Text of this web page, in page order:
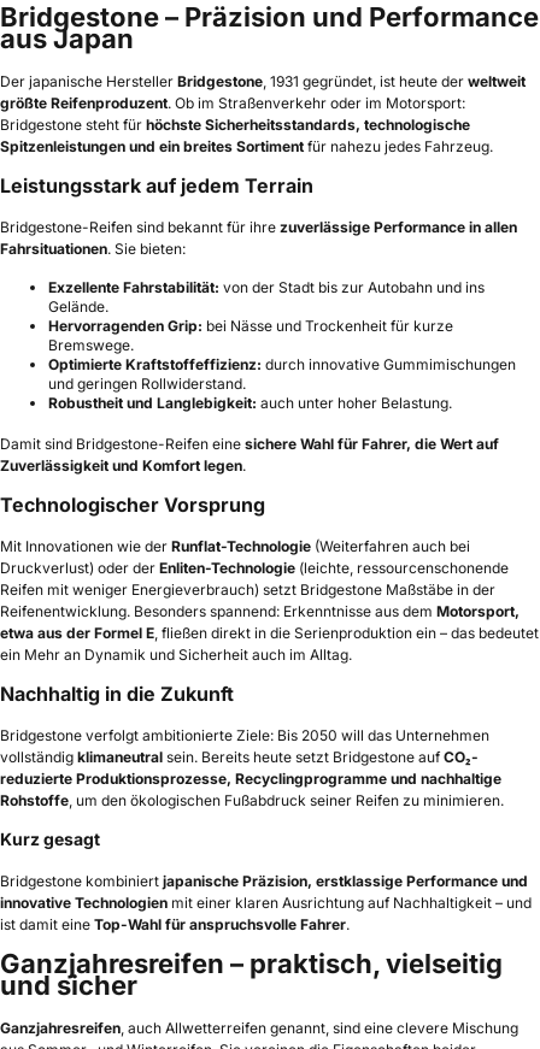
Bridgestone – Präzision und Performance
aus Japan
Der japanische Hersteller Bridgestone, 1931 gegründet, ist heute der weltweit
größte Reifenproduzent. Ob im Straßenverkehr oder im Motorsport:
Bridgestone steht für höchste Sicherheitsstandards, technologische
Spitzenleistungen und ein breites Sortiment für nahezu jedes Fahrzeug.
Leistungsstark auf jedem Terrain
Bridgestone-Reifen sind bekannt für ihre zuverlässige Performance in allen
Fahrsituationen. Sie bieten:
Exzellente Fahrstabilität: von der Stadt bis zur Autobahn und ins
Gelände.
Hervorragenden Grip: bei Nässe und Trockenheit für kurze
Bremswege.
Optimierte Kraftstoffeffizienz: durch innovative Gummimischungen
und geringen Rollwiderstand.
Robustheit und Langlebigkeit: auch unter hoher Belastung.
Damit sind Bridgestone-Reifen eine sichere Wahl für Fahrer, die Wert auf
Zuverlässigkeit und Komfort legen.
Technologischer Vorsprung
Mit Innovationen wie der Runflat-Technologie (Weiterfahren auch bei
Druckverlust) oder der Enliten-Technologie (leichte, ressourcenschonende
Reifen mit weniger Energieverbrauch) setzt Bridgestone Maßstäbe in der
Reifenentwicklung. Besonders spannend: Erkenntnisse aus dem Motorsport,
etwa aus der Formel E, fließen direkt in die Serienproduktion ein – das bedeutet
ein Mehr an Dynamik und Sicherheit auch im Alltag.
Nachhaltig in die Zukunft
Bridgestone verfolgt ambitionierte Ziele: Bis 2050 will das Unternehmen
vollständig klimaneutral sein. Bereits heute setzt Bridgestone aufCO₂-
reduzierte Produktionsprozesse, Recyclingprogramme und nachhaltige
Rohstoffe, um den ökologischen Fußabdruck seiner Reifen zu minimieren.
Kurz gesagt
Bridgestone kombiniert japanische Präzision, erstklassige Performance und
innovative Technologien mit einer klaren Ausrichtung auf Nachhaltigkeit – und
ist damit eine Top-Wahl für anspruchsvolle Fahrer.
Ganzjahresreifen – praktisch, vielseitig
und sicher
Ganzjahresreifen, auch Allwetterreifen genannt, sind eine clevere Mischung